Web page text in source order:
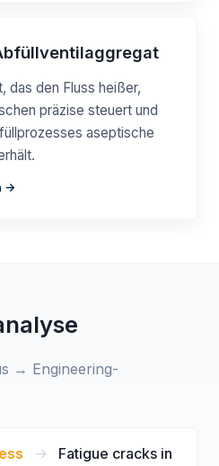
das den Fluss heißer,
präzise steuert und
aseptische
->
→ Engineering-
->
Fatigue cracks in